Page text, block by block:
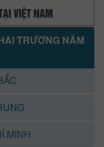
TRƯƠNG NĂM
MINH